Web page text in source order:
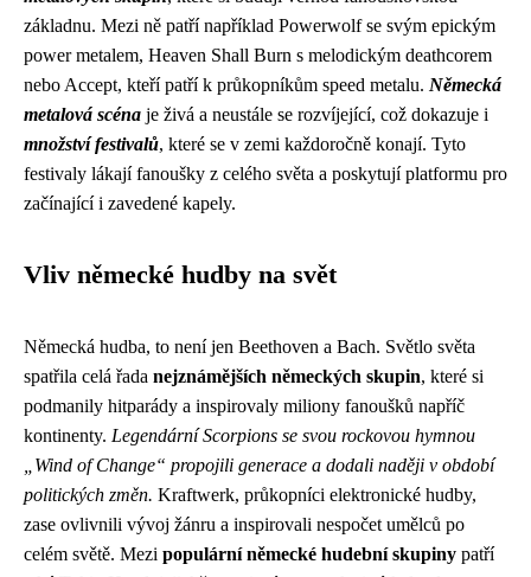
základnu. Mezi ně patří například Powerwolf se svým epickým
power metalem, Heaven Shall Burn s melodickým deathcorem
nebo Accept, kteří patří k průkopníkům speed metalu. Německá
metalová scéna je živá a neustále se rozvíjející, což dokazuje i
množství festivalů, které se v zemi každoročně konají. Tyto
festivaly lákají fanoušky z celého světa a poskytují platformu pro
začínající i zavedené kapely.
Vliv německé hudby na svět
Německá hudba, to není jen Beethoven a Bach. Světlo světa
spatřila celá řada nejznámějších německých skupin, které si
podmanily hitparády a inspirovaly miliony fanoušků napříč
kontinenty. Legendární Scorpions se svou rockovou hymnou
„Wind of Change“ propojili generace a dodali naději v období
politických změn. Kraftwerk, průkopníci elektronické hudby,
zase ovlivnili vývoj žánru a inspirovali nespočet umělců po
celém světě. Mezi populární německé hudební skupiny patří